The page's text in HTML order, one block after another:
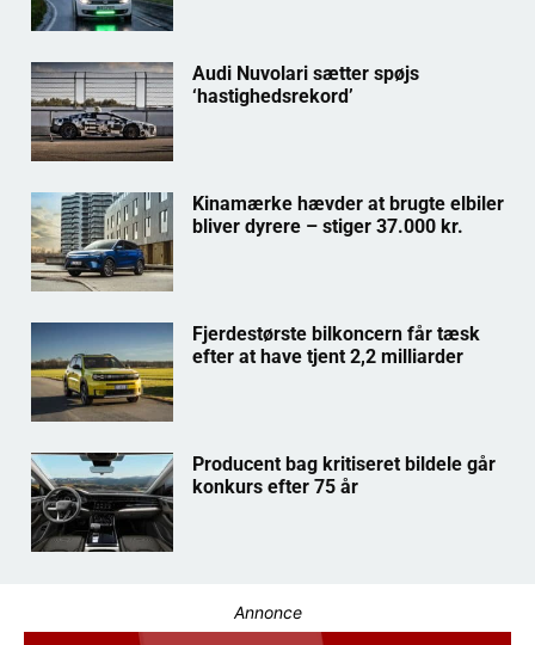
Audi Nuvolari sætter spøjs
‘hastighedsrekord’
Kinamærke hævder at brugte elbiler
bliver dyrere – stiger 37.000 kr.
Fjerdestørste bilkoncern får tæsk
efter at have tjent 2,2 milliarder
Producent bag kritiseret bildele går
konkurs efter 75 år
Annonce